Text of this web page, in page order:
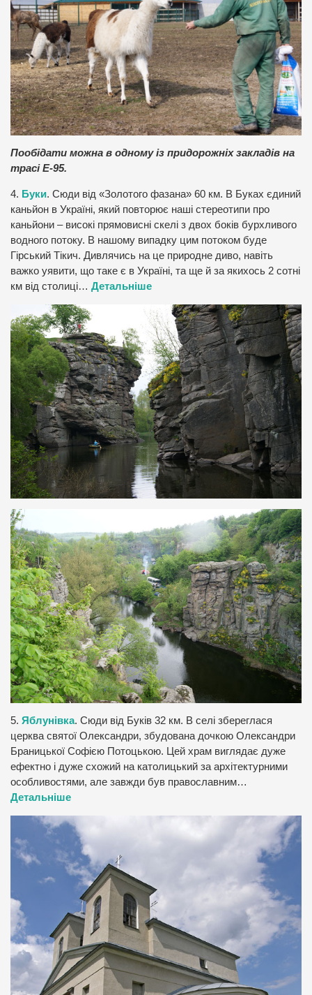
Пообідати можна в одному із придорожніх закладів на
трасі Е-95.
4. Буки. Сюди від «Золотого фазана» 60 км. В Буках єдиний
каньйон в Україні, який повторює наші стереотипи про
каньйони – високі прямовисні скелі з двох боків бурхливого
водного потоку. В нашому випадку цим потоком буде
Гірський Тікич. Дивлячись на це природне диво, навіть
важко уявити, що таке є в Україні, та ще й за якихось 2 сотні
км від столиці… Детальніше
5. Яблунівка. Сюди від Буків 32 км. В селі збереглася
церква святої Олександри, збудована дочкою Олександри
Браницької Софією Потоцькою. Цей храм виглядає дуже
ефектно і дуже схожий на католицький за архітектурними
особливостями, але завжди був православним…
Детальніше